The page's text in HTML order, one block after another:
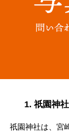
1. 祇園神
祇園神社は、宮